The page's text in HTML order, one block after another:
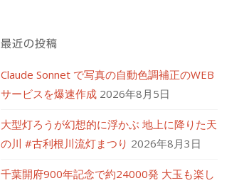
最近の投稿
Claude Sonnet で写真の自動色調補正のWEB
サービスを爆速作成 2026年8月5日
大型灯ろうが幻想的に浮かぶ 地上に降りた天
の川 #古利根川流灯まつり 2026年8月3日
千葉開府900年記念で約24000発 大玉も楽し